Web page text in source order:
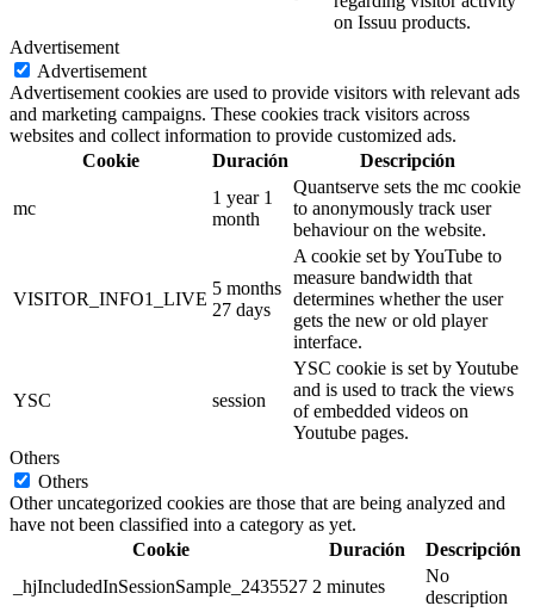
on Issuu products.
Advertisement
Advertisement
Advertisement cookies are used to provide visitors with relevant ads
and marketing campaigns. These cookies track visitors across
websites and collect information to provide customized ads.
Cookie
Duración Descripción
mc
1 year 1
month
Quantserve sets the mc cookie
to anonymously track user
behaviour on the website.
VISITOR_INFO1_LIVE
5 months
27 days
A cookie set by YouTube to
measure bandwidth that
determines whether the user
gets the new or old player
interface.
YSC session
YSC cookie is set by Youtube
and is used to track the views
of embedded videos on
Youtube pages.
Others
Others
Other uncategorized cookies are those that are being analyzed and
have not been classified into a category as yet.
Cookie
Duración
Descripción
_hjIncludedInSessionSample_2435527 2 minutes
No
description